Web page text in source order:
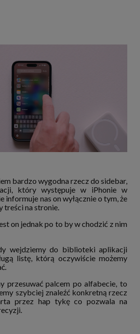
bardzo wygodna rzecz do sidebar,
który występuje w iPhonie w
informuje nas on wyłącznie o tym, że
treści na stronie.
on jednak po to by w chodzić z nim
wejdziemy do biblioteki aplikacji
listę, którą oczywiście możemy
przesuwać palcem po alfabecie, to
szybciej znaleźć konkretną rzecz
przez hap tykę co pozwala na